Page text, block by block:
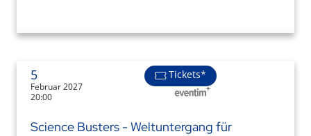
5
Februar 2027
20:00
Tickets*
Science Busters - Weltuntergang für